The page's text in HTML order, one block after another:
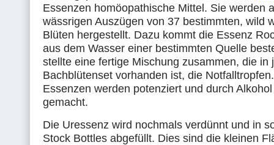
Essenzen homöopathische Mittel. Sie werden
wässrigen Auszügen von 37 bestimmten, wild
Blüten hergestellt. Dazu kommt die Essenz
aus dem Wasser einer bestimmten Quelle
stellte eine fertige Mischung zusammen, die in
Bachblütenset vorhanden ist, die
Essenzen werden potenziert und durch
gemacht.
Die Uressenz wird nochmals verdünnt und in
Stock Bottles abgefüllt. Dies sind die kleinen